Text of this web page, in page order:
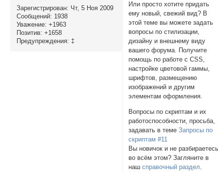
Зарегистрирован: Чт, 5 Ноя 2009
Сообщений: 1938
Уважение: +1963
Позитив: +1658
Предупреждения: ‡
Или просто хотите придать
ему новый, свежий вид? В
этой теме вы можете задать
вопросы по стилизации,
дизайну и внешнему виду
вашего форума. Получите
помощь по работе с CSS,
настройке цветовой гаммы,
шрифтов, размещению
изображений и другим
элементам оформления.
Вопросы по скриптам и их
работоспособности, просьба,
задавать в темеЗапросы по
скриптам #11
Вы новичок и не
во всём этом? Загляните в
нашсправочный раздел.